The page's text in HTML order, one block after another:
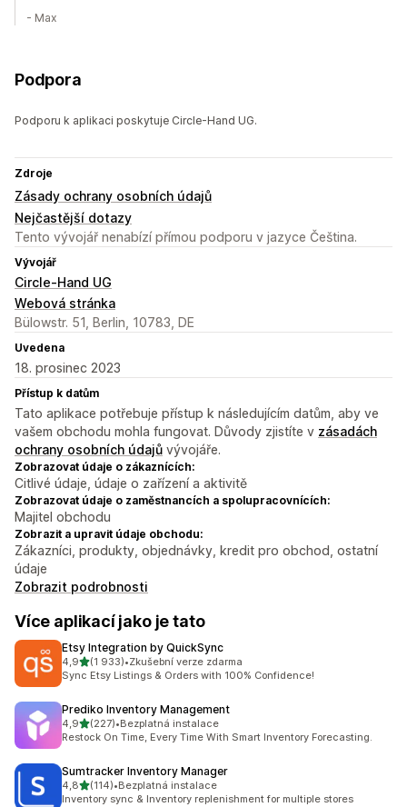
- Max
Podpora
Podporu k aplikaci poskytuje Circle-Hand UG.
Zdroje
Zásady ochrany osobních údajů
Nejčastější dotazy
Tento vývojář nenabízí přímou podporu v jazyce Čeština.
Vývojář
Circle-Hand UG
Webová stránka
Bülowstr. 51, Berlin, 10783, DE
Uvedena
18. prosinec 2023
Přístup k datům
Tato aplikace potřebuje přístup k následujícím datům, aby ve
vašem obchodu mohla fungovat. Důvody zjistíte v zásadách
ochrany osobních údajů vývojáře.
Zobrazovat údaje o zákaznících:
Citlivé údaje, údaje o zařízení a aktivitě
Zobrazovat údaje o zaměstnancích a spolupracovnících:
Majitel obchodu
Zobrazit a upravit údaje obchodu:
Zákazníci, produkty, objednávky, kredit pro obchod, ostatní
údaje
Zobrazit podrobnosti
Více aplikací jako je tato
Etsy Integration by QuickSync
4,9z 5 hvězd
(1 933)
Celkový počet recenzí: 1933
•Zkušební verze zdarma
Sync Etsy Listings & Orders with 100% Confidence!
Prediko Inventory Management
4,9z 5 hvězd
(227)
Celkový počet recenzí: 227
•Bezplatná instalace
Restock On Time, Every Time With Smart Inventory Forecasting.
Sumtracker Inventory Manager
4,8z 5 hvězd
(114)
Celkový počet recenzí: 114
•Bezplatná instalace
Inventory sync & Inventory replenishment for multiple stores